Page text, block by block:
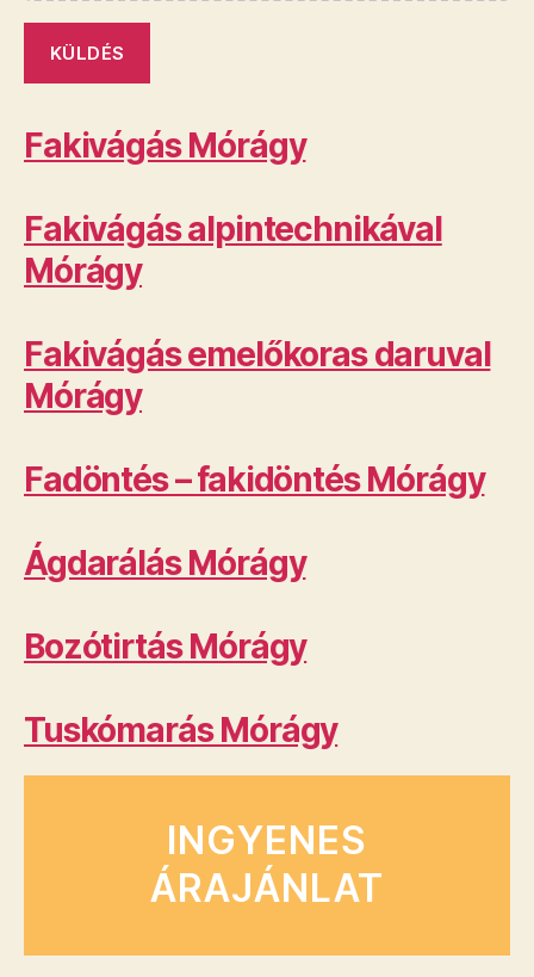
Fakivágás Mórágy
Fakivágás alpintechnikával
Mórágy
Fakivágás emelőkoras daruval
Mórágy
Fadöntés – fakidöntés Mórágy
Ágdarálás Mórágy
Bozótirtás Mórágy
Tuskómarás Mórágy
INGYENES
ÁRAJÁNLAT